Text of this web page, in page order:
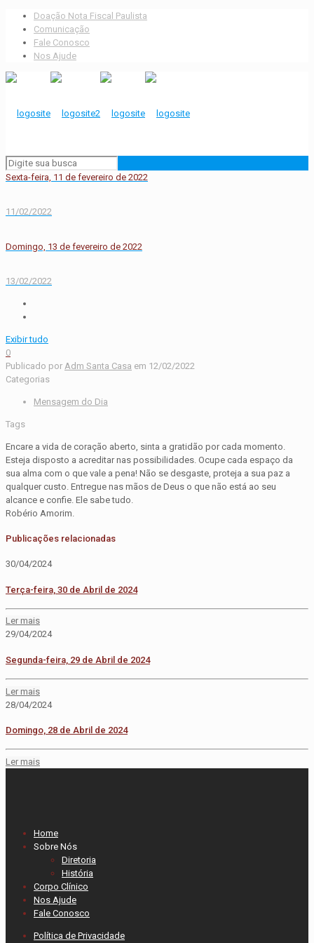
Doação Nota Fiscal Paulista
Comunicação
Fale Conosco
Nos Ajude
Sexta-feira, 11 de fevereiro de 2022
11/02/2022
Domingo, 13 de fevereiro de 2022
13/02/2022
Exibir tudo
0
Publicado por Adm Santa Casa em 12/02/2022
Categorias
Mensagem do Dia
Tags
Encare a vida de coração aberto, sinta a gratidão por cada momento.
Esteja disposto a acreditar nas possibilidades. Ocupe cada espaço da
sua alma com o que vale a pena! Não se desgaste, proteja a sua paz a
qualquer custo. Entregue nas mãos de Deus o que não está ao seu
alcance e confie. Ele sabe tudo.
Robério Amorim.
Publicações relacionadas
30/04/2024
Terça-feira, 30 de Abril de 2024
Ler mais
29/04/2024
Segunda-feira, 29 de Abril de 2024
Ler mais
28/04/2024
Domingo, 28 de Abril de 2024
Ler mais
Home
Sobre Nós
Diretoria
História
Corpo Clínico
Nos Ajude
Fale Conosco
Política de Privacidade